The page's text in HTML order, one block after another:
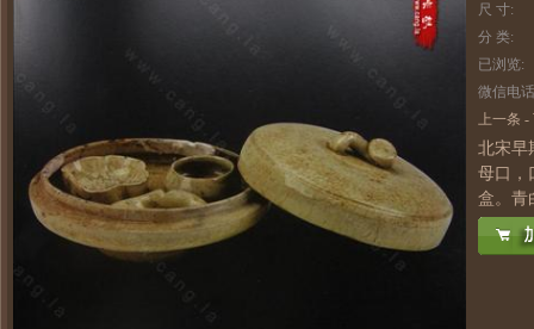
尺 寸:
分 类:
已浏览:
微信电
上一条 -
北宋早
母口，
盒。青